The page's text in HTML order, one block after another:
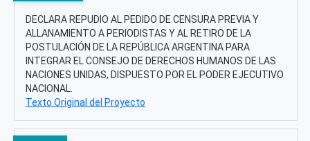
DECLARA REPUDIO AL PEDIDO DE CENSURA PREVIA Y
ALLANAMIENTO A PERIODISTAS Y AL RETIRO DE LA
POSTULACIÓN DE LA REPÚBLICA ARGENTINA PARA
INTEGRAR EL CONSEJO DE DERECHOS HUMANOS DE LAS
NACIONES UNIDAS, DISPUESTO POR EL PODER EJECUTIVO
NACIONAL.
Texto Original del Proyecto